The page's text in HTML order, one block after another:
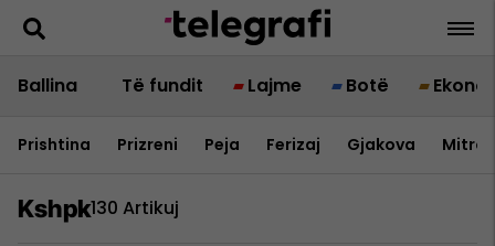
Ballina Të fundit Lajme Botë
Prishtina Prizreni Peja Ferizaj Gjakova
Kshpk130 Artikuj